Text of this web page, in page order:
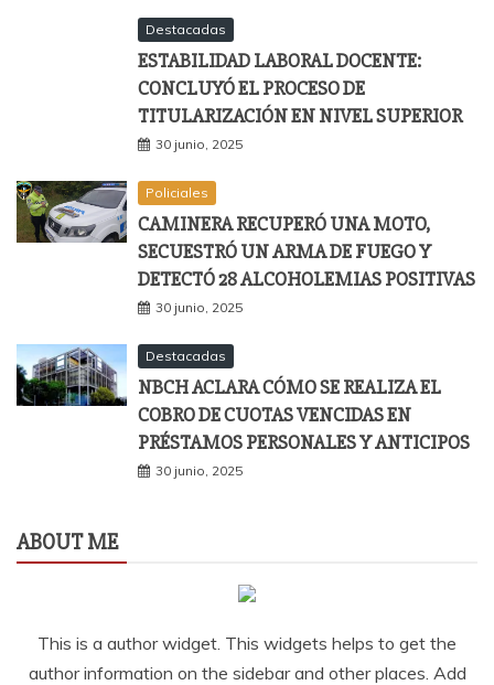
Destacadas
ESTABILIDAD LABORAL DOCENTE:
CONCLUYÓ EL PROCESO DE
TITULARIZACIÓN EN NIVEL SUPERIOR
30 junio, 2025
Policiales
CAMINERA RECUPERÓ UNA MOTO,
SECUESTRÓ UN ARMA DE FUEGO Y
DETECTÓ 28 ALCOHOLEMIAS POSITIVAS
30 junio, 2025
Destacadas
NBCH ACLARA CÓMO SE REALIZA EL
COBRO DE CUOTAS VENCIDAS EN
PRÉSTAMOS PERSONALES Y ANTICIPOS
30 junio, 2025
ABOUT ME
This is a author widget. This widgets helps to get the
author information on the sidebar and other places. Add